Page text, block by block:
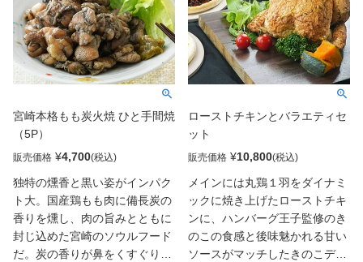
宮崎本格もも炭火焼 ひと手間焼
（5P）
販売価格 ¥4,700
独特の燻香と黒い姿がインパク
ト大。国産鶏もも肉に備長炭の
香りを燻し、肉の旨みとともに
封じ込めた宮崎のソウルフード
だ。炭の香りが鼻をくすぐり、
ローストチキンとバラエティセ
ット
販売価格 ¥10,800
メインには丸鶏１羽をダイナミ
ックに焼き上げたローストチキ
ンに、ハンバーグ王子監修のき
のこの食感と後味魅かれる甘い
ソースがマッチしたきのこデミ